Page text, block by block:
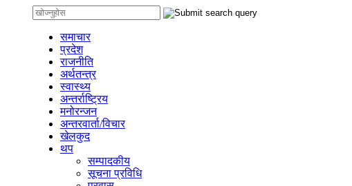
समाचार
प्रदेश
राजनीति
अर्थतन्त्र
स्वास्थ्य
अन्तर्राष्ट्रिय
मनोरन्जन
अन्तरवार्ता/विचार
खेलकुद
थप
सम्पादकीय
सूचना प्रविधि